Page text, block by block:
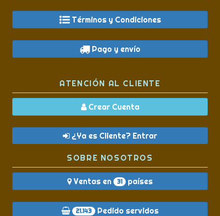
Términos y Condiciones
Pago y envío
ATENCIÓN AL CLIENTE
Crear Cuenta
¿Ya es Cliente? Entrar
SOBRE NOSOTROS
Ventas en 31 países
21.143 Pedido servidos